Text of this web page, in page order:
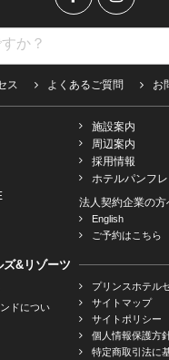
ス よくあるご質問 お
施設案内
周辺案内
採用情報
ホテルパンフレ
法人契約企業の方
English
ご予約はこちら
&リゾーツ
ドについ
プリンスホテル
サイトマップ
サイトポリシー
個人情報保護方
特定商取引法に